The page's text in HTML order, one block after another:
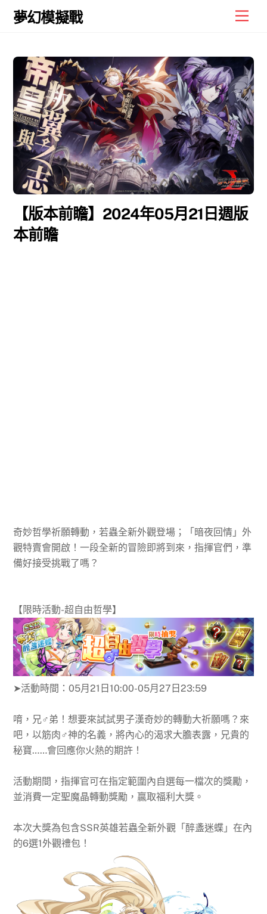
Skip
夢幻模擬戰
【版本前瞻】2024年05月21日週版
本前瞻
奇妙哲學祈願轉動，若蟲全新外觀登場；「暗夜回情」外
觀特賣會開啟！一段全新的冒險即將到來，指揮官們，準
備好接受挑戰了嗎？
【限時活動-超自由哲學】
➤活動時間：05月21日10:00-05月27日23:59
唷，兄♂弟！想要來試試男子漢奇妙的轉動大祈願嗎？來
吧，以筋肉♂神的名義，將內心的渴求大膽表露，兄貴的
秘寶……會回應你火熱的期許！
活動期間，指揮官可在指定範圍內自選每一檔次的獎勵，
並消費一定聖魔晶轉動獎勵，贏取福利大獎。
本次大獎為包含SSR英雄若蟲全新外觀「醉盞迷蝶」在內
的6選1外觀禮包！